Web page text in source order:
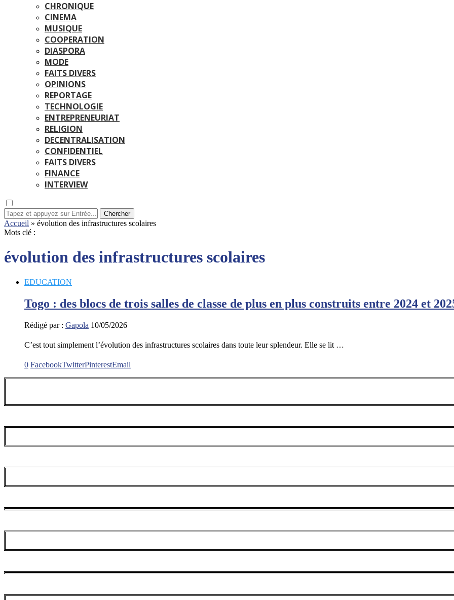
CHRONIQUE
CINEMA
MUSIQUE
COOPERATION
DIASPORA
MODE
FAITS DIVERS
OPINIONS
REPORTAGE
TECHNOLOGIE
ENTREPRENEURIAT
RELIGION
DECENTRALISATION
CONFIDENTIEL
FAITS DIVERS
FINANCE
INTERVIEW
Chercher
Accueil » évolution des infrastructures scolaires
Mots clé :
évolution des infrastructures scolaires
EDUCATION
Togo : des blocs de trois salles de classe de plus en plus construits entre 2024 et
Rédigé par : Gapola 10/05/2026
C’est tout simplement l’évolution des infrastructures scolaires dans toute leur splendeur. Elle se lit …
0 FacebookTwitterPinterestEmail